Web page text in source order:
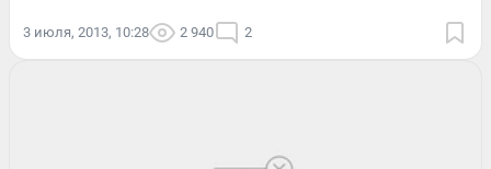
3 июля, 2013, 10:28 2 940 2